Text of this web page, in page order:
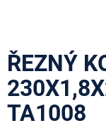
ŘEZNÝ
TA1008